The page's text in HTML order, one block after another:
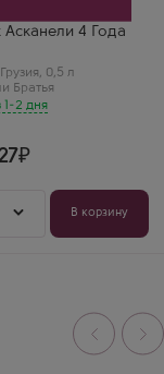
Асканели 4 Года
Грузия, 0,5 л
Братья
1-2 дня
В корзину